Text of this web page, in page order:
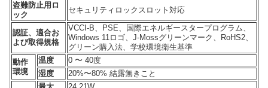
盗難防止用ロ
ック
セキュリティロックスロット対応
認証、適合お
よび取得規格
VCCI-B、PSE、国際エネルギースタープログラム、
Windows 11ロゴ、J-Mossグリーンマーク、RoHS2、
グリーン購入法、学校環境衛生基準
動作
環境
温度
0 〜 40度
湿度
20%〜80% 結露無きこと